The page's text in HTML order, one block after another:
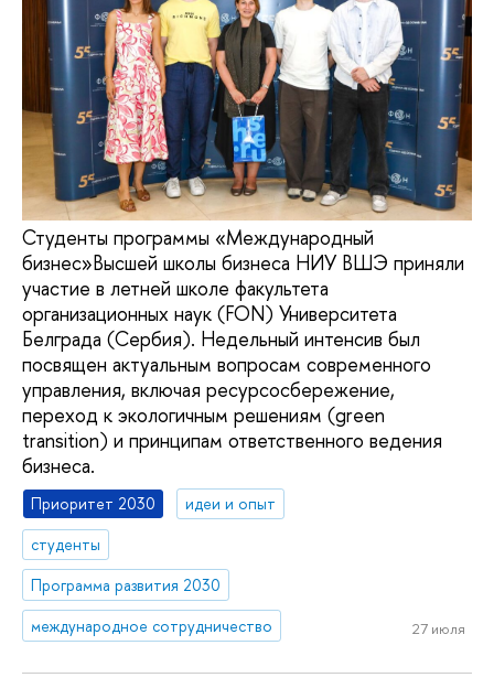
Студенты программы «Международный
бизнес»Высшей школы бизнеса НИУ ВШЭ приняли
участие в летней школе факультета
организационных наук (FON) Университета
Белграда (Сербия). Недельный интенсив был
посвящен актуальным вопросам современного
управления, включая ресурсосбережение,
переход к экологичным решениям (green
transition) и принципам ответственного ведения
бизнеса.
Приоритет 2030
идеи и опыт
студенты
Программа развития 2030
международное сотрудничество
27 июля